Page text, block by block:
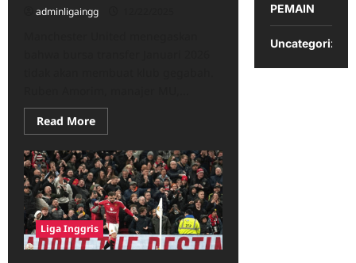
adminligaingg
Read MoreRead
more
MU
Pilih
Kualitas
dan
Visi
Jangka
Panjang
Daripada
Transfer
Cepat
Liga Inggris
PEMAIN
Uncategorized